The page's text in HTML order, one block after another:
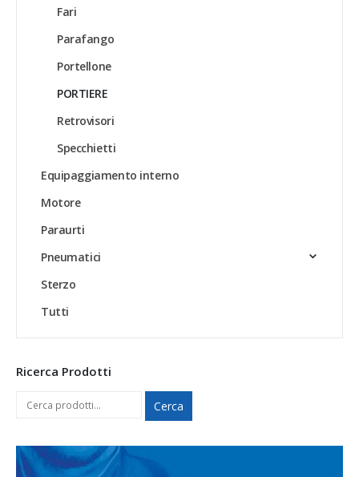
Fari
Parafango
Portellone
PORTIERE
Retrovisori
Specchietti
Equipaggiamento interno
Motore
Paraurti
Pneumatici
Sterzo
Tutti
Ricerca Prodotti
Cerca